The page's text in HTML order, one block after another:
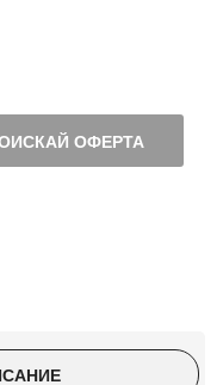
ОФЕРТА